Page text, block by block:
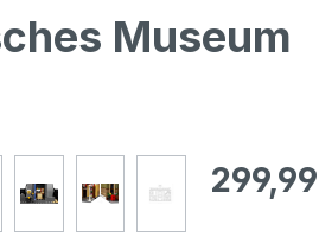
Museum
Regulärer